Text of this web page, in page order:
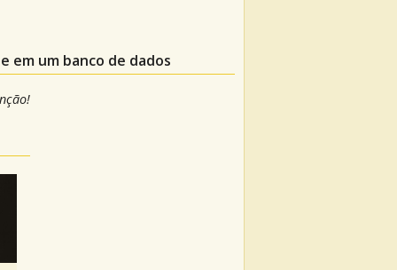
em um banco de dados